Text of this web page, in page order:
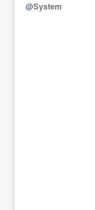
@System